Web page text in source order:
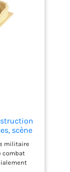
scène
de
militaire
combat